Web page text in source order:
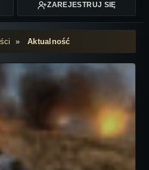
ZAREJESTRUJ SIĘ
»Aktualność